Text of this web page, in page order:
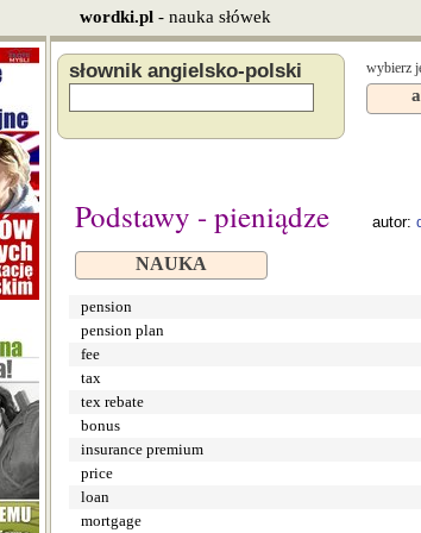
wordki.pl - nauka słówek
słownik angielsko-polski wybierz
Podstawy - pieniądze autor:
NAUKA
pension
pension plan
fee
tax
tex rebate
bonus
insurance premium
price
loan
mortgage